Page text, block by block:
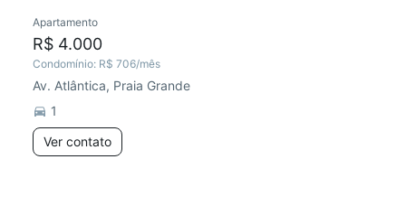
Apartamento
R$ 4.000
Condomínio: R$ 706/mês
Av. Atlântica, Praia Grande
1
Ver contato